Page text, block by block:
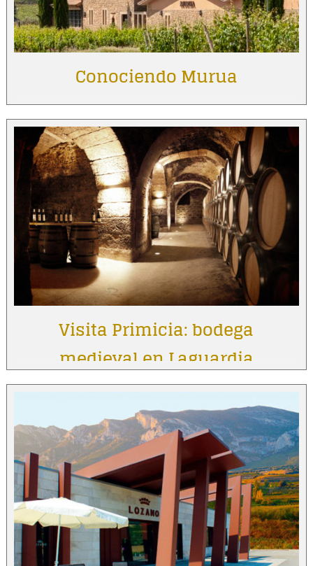
Conociendo Murua
Visita Primicia: bodega
medieval en Laguardia